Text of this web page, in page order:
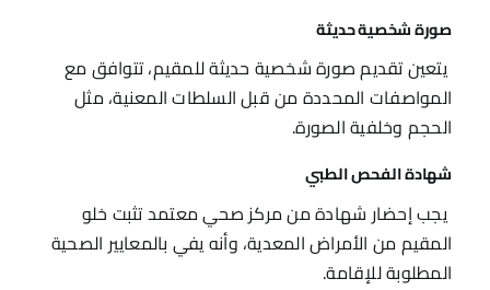
صورة شخصية حديثة
يتعين تقديم صورة شخصية حديثة للمقيم، تتوافق مع
المواصفات المحددة من قبل السلطات المعنية، مثل
الحجم وخلفية الصورة.
شهادة الفحص الطبي
يجب إحضار شهادة من مركز صحي معتمد تثبت خلو
المقيم من الأمراض المعدية، وأنه يفي بالمعايير الصحية
المطلوبة للإقامة.